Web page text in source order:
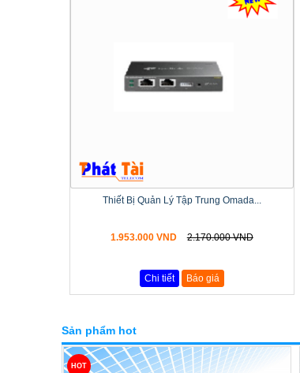
Thiết Bị Quản Lý Tập Trung Omada...
1.953.000 VND 2.170.000 VND
Chi tiết Báo giá
Sản phẩm hot
HOT